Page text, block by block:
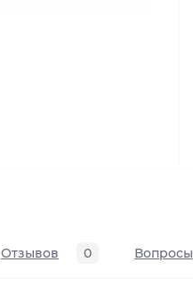
Отзывов 0 Вопросы